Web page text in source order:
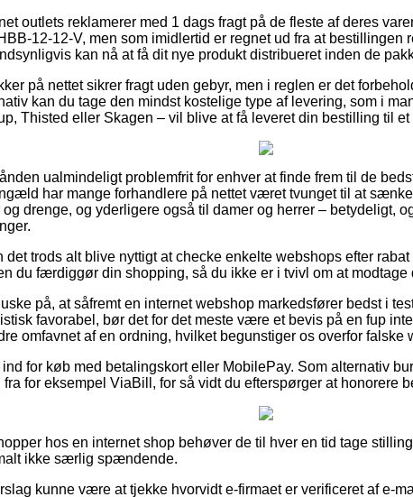
outlets reklamerer med 1 dags fragt på de fleste af deres
12-12-V, men som imidlertid er regnet ud fra at bestillingen
kan nå at få dit nye produkt distribueret inden de
på nettet sikrer fragt uden gebyr, men i reglen er det
kan du tage den mindst kostelige type af levering, som i
Thisted eller Skagen – vil blive at få leveret din bestilling til
ualmindeligt problemfrit for enhver at finde frem til de
har mange forhandlere på nettet været tvunget til at
drenge, og yderligere også til damer og herrer – betydeligt,
det trods alt blive nyttigt at checke enkelte webshops efter
du færdiggør din shopping, så du ikke er i tvivl om at modtage
på, at såfremt en internet webshop markedsfører bedst i
favorabel, bør det for det meste være et bevis på en fup
omfavnet af en ordning, hvilket begunstiger os overfor falske
for køb med betalingskort eller MobilePay. Som alternativ
for eksempel ViaBill, for så vidt du efterspørger at honorere
hos en internet shop behøver de til hver en tid tage
ikke særlig spændende.
kunne være at tjekke hvorvidt e-firmaet er verificeret af e-